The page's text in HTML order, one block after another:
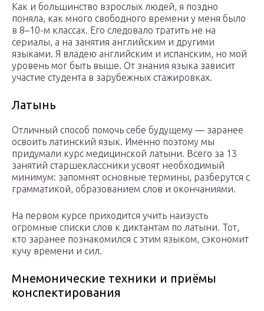
Как и большинство взрослых людей, я поздно
поняла, как много свободного времени у меня было
в 8–10-м классах. Его следовало тратить не на
сериалы, а на занятия английским и другими
языками. Я владею английским и испанским, но мой
уровень мог быть выше. От знания языка зависит
участие студента в зарубежных стажировках.
Латынь
Отличный способ помочь себе будущему — заранее
освоить латинский язык. Именно поэтому мы
придумали курс медицинской латыни. Всего за 13
занятий старшеклассники усвоят необходимый
минимум: запомнят основные термины, разберутся с
грамматикой, образованием слов и окончаниями.
На первом курсе приходится учить наизусть
огромные списки слов к диктантам по латыни. Тот,
кто заранее познакомился с этим языком, сэкономит
кучу времени и сил.
Мнемонические техники и приёмы
конспектирования